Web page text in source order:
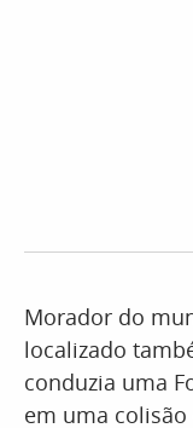
Morador do
localizado
conduzia uma
em uma